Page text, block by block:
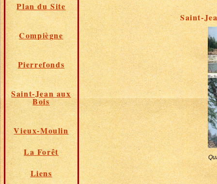
Plan du Site
Compiègne
Pierrefonds
Saint-Jean aux
Bois
Vieux-Moulin
La Forêt
Liens
Saint-